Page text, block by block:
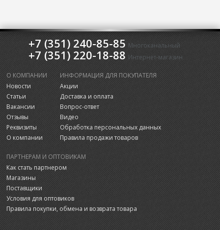
+7 (351) 240-85-85 Многоканальный
+7 (351) 220-18-88 Интернет-магазин
О КОМПАНИИ
Новости
Статьи
Вакансии
Отзывы
Реквизиты
О компании
ИНФОРМАЦИЯ ДЛЯ ПОКУПАТЕЛЯ
Акции
Доставка и оплата
Вопрос-ответ
Видео
Обработка персональных данных
Правила продажи товаров
ПАРТНЕРАМ И ОПТОВИКАМ
Как стать партнером
Магазины
Поставщики
Условия для оптовиков
Правила покупки, обмена и возврата товара